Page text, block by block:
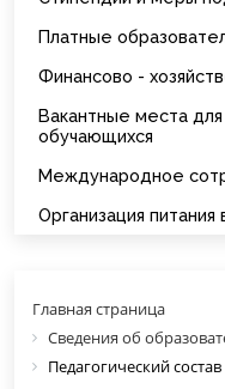
Платные
Финансово -
Вакантные места
обучающихся
Международное
Организация
Главная страница
Сведения об
Педагогический состав